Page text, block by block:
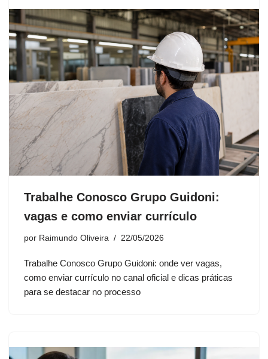
Trabalhe Conosco Grupo Guidoni:
vagas e como enviar currículo
por Raimundo Oliveira 22/05/2026
Trabalhe Conosco Grupo Guidoni: onde ver vagas,
como enviar currículo no canal oficial e dicas práticas
para se destacar no processo